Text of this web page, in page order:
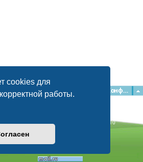
cookies для
работы.
Конфиденциальность
Наша команда
Usage: 2.15 МБ | GZIP: Off |
Queries: 10
Guru, 2004—2026
Powered by
Style byArtodia